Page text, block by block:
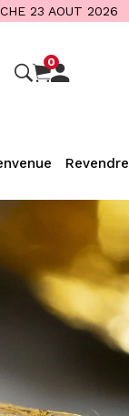
23 AOUT 2026
0
revendre